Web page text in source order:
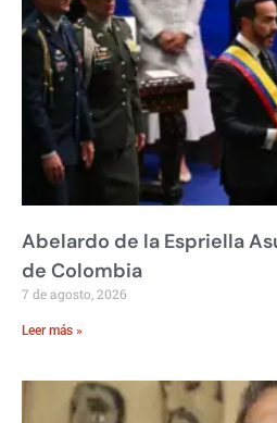
Abelardo de la Espriella
de Colombia
7 de agosto, 2026
Leer más »